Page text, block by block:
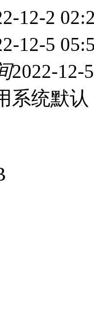
12-2
12-5
2022-12-
系统默认